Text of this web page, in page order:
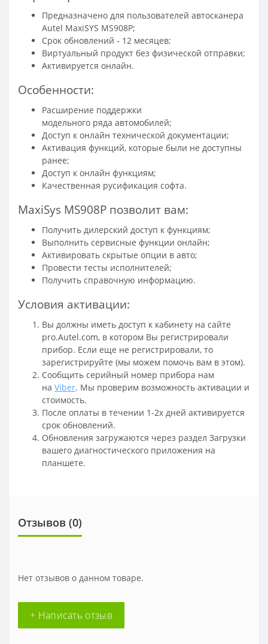
Предназначено для пользователей автосканера
Autel MaxiSYS MS908P;
Срок обновлений - 12 месяцев;
Виртуальный продукт без физической отправки;
Активируется онлайн.
Особенности:
Расширение поддержки
модельного ряда автомобилей;
Доступ к онлайн технической документации;
Активация функций, которые были не доступны
ранее;
Доступ к онлайн функциям;
Качественная русификация софта.
MaxiSys MS908P позволит вам:
Получить дилерский доступ к функциям;
Выполнить сервисные функции онлайн;
Активировать скрытые опции в авто;
Провести тесты исполнителей;
Получить справочную информацию.
Условия активации:
Вы должны иметь доступ к кабинету на сайте
pro.Autel.com, в котором Вы регистрировали
прибор. Если еще не регистрировали, то
зарегистрируйте (мы можем помочь вам в этом).
Сообщить серийный номер прибора нам
на Viber. Мы проверим возможность активации и
стоимость.
После оплаты в течении 1-2х дней активируется
срок обновлений.
Обновления загружаются через раздел Загрузки
вашего диагностического приложения на
планшете.
Отзывов (0)
Нет отзывов о данном товаре.
+ Написать отзыв